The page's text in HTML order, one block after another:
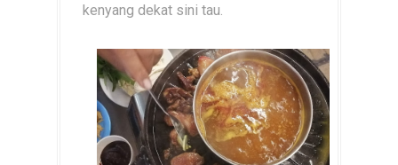
kenyang dekat sini tau.